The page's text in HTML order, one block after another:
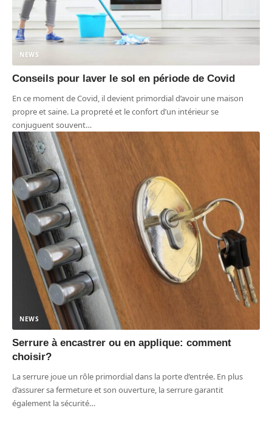
NEWS
Conseils pour laver le sol en période de Covid
En ce moment de Covid, il devient primordial d’avoir une maison
propre et saine. La propreté et le confort d’un intérieur se
conjuguent souvent…
NEWS
Serrure à encastrer ou en applique: comment
choisir?
La serrure joue un rôle primordial dans la porte d’entrée. En plus
d’assurer sa fermeture et son ouverture, la serrure garantit
également la sécurité…